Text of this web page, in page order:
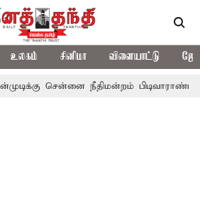
உலகம் சினிமா விளையாட்டு
நீதிமன்றம் பிடிவாராண்ட்